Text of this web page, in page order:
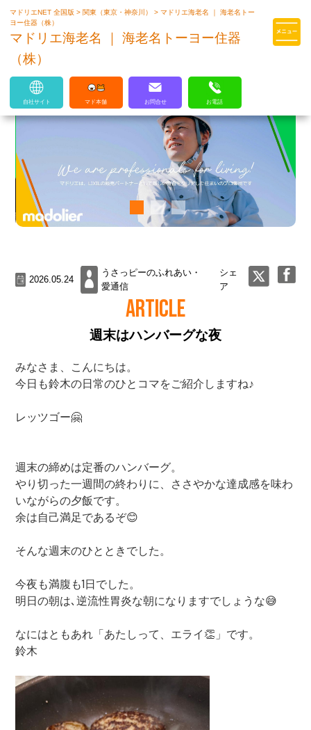
マドリエはLIXILの厳しい基準を
マドリエNET 全国版> 関東（東京・神奈川）>マドリエ海老名 ｜ 海老名トー
ヨー住器（株）
マドリエ海老名 ｜ 海老名トーヨー住器
（株）
自社サイト マド本舗 お問合せ お電話
2026.05.24
うさっピーのふれあい・
愛通信
シェ
ア
ARTICLE
週末はハンバーグな夜